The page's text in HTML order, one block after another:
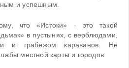
и успешным.
что «Истоки» - это такой
в пустынях, с верблюдами,
и грабежом караванов. Не
местной карты и городов.